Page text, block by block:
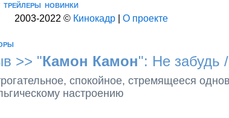
ТРЕЙЛЕРЫ НОВИНКИ
2003-2022 © Кинокадр |О проекте
>> "Камон Камон": Не забудь
спокойное, стремящееся
настроению